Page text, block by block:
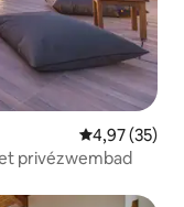
Gemiddelde
4,97 (35)
privézwembad